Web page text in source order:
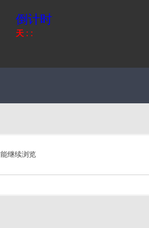
倒计时
天 : :
继续浏览